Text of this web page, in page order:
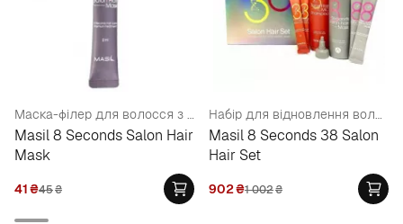
Маска-філер для волосся з керамідами
Masil 8 Seconds Salon Hair
Mask
41₴45₴
Набір для відновлення волосся (mask/200ml+8ml*2ea+ shampoo/300ml+8ml*2)
Masil 8 Seconds 38 Salon
Hair Set
902₴1 002₴